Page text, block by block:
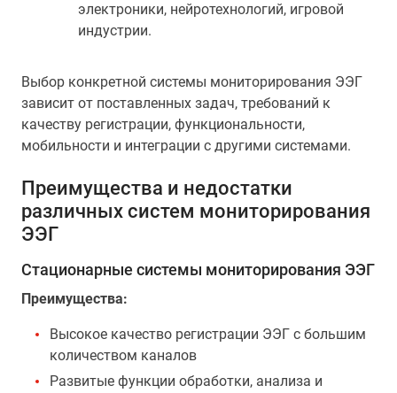
электроники, нейротехнологий, игровой
индустрии.
Выбор конкретной системы мониторирования ЭЭГ
зависит от поставленных задач, требований к
качеству регистрации, функциональности,
мобильности и интеграции с другими системами.
Преимущества и недостатки
различных систем мониторирования
ЭЭГ
Стационарные системы мониторирования ЭЭГ
Преимущества:
Высокое качество регистрации ЭЭГ с большим
количеством каналов
Развитые функции обработки, анализа и